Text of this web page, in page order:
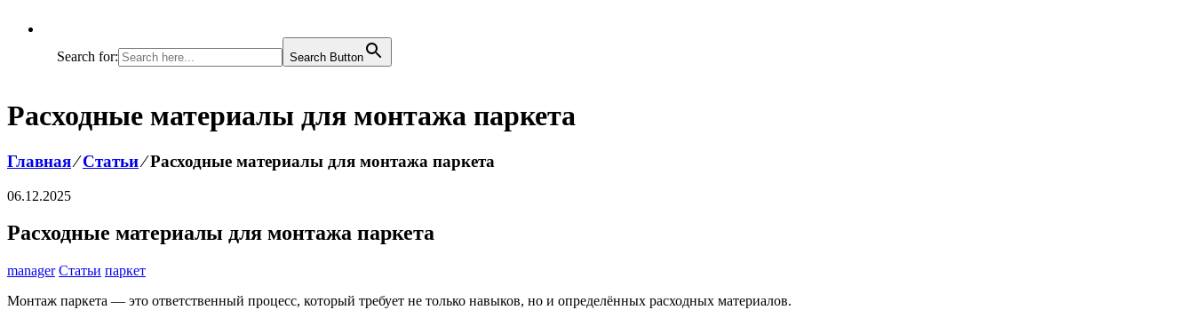
Search for: Search Button
Расходные материалы для монтажа паркета
Главная⁄Статьи⁄Расходные материалы для монтажа паркета
06.12.2025
Расходные материалы для монтажа паркета
manager Статьи паркет
Монтаж паркета — это ответственный процесс, который требует не только навыков, но и определённых расходных материалов.